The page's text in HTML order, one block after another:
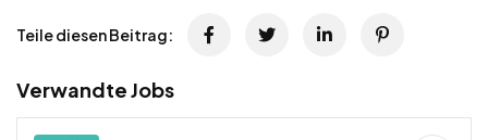
Teile diesen Beitrag:
Verwandte Jobs